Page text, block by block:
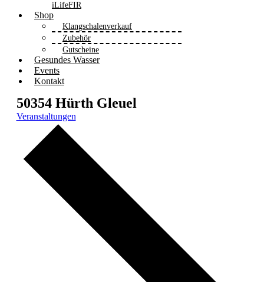
iLifeFIR
Shop
Klangschalenverkauf
Zubehör
Gutscheine
Gesundes Wasser
Events
Kontakt
50354 Hürth Gleuel
Veranstaltungen